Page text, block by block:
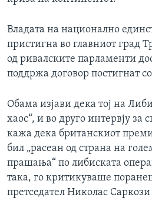
Владата на национално
пристигна во главниот град
од ривалските парламенти
поддржа договор постигнат
Обама изјави дека тој на
хаос“, и во друго интервју за
кажа дека британскиот
бил „расеан од страна на
прашања“ по либиската
така, го критикуваше
претседател Николас